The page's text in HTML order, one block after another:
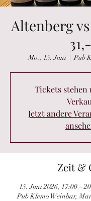
Altenberg
31,-
Mo., 15. Juni
  |
Pub
Tickets stehen
Jetzt andere
Zeit &
15. Juni 2026, 17:00 –
Pub Klemo Weinbar,